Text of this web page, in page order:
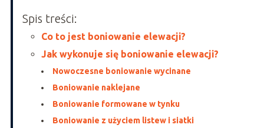
Spis treści:
Co to jest boniowanie elewacji?
Jak wykonuje się boniowanie elewacji?
Nowoczesne boniowanie wycinane
Boniowanie naklejane
Boniowanie formowane w tynku
Boniowanie z użyciem listew i siatki